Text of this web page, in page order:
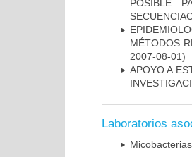
POSIBLE
MÉTODOS
2007-08-01)
APOYO A
Laboratorios
Micobacterias